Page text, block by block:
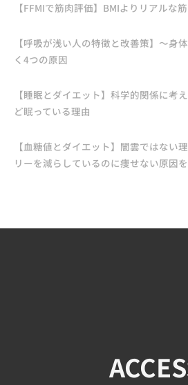
【FFMIで筋肉評価】BMIよりリアルな
【呼吸が浅い人の特徴と改善策】〜身
く4つの原因
【睡眠とダイエット】科学的関係に考
ど眠っている理由
【血糖値とダイエット】闇雲ではない
リーを減らしているのに痩せない原因